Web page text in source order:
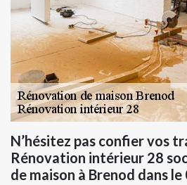
N’hésitez pas confier vos
Rénovation intérieur 28
de maison à Brenod dans